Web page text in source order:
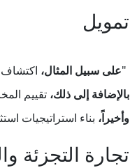
تمويل
"على سبيل المثال، اكتشاف
بالإضافة إلى ذلك، تقييم
وأخيراً، بناء استراتيجيات
تجارة التجزئة